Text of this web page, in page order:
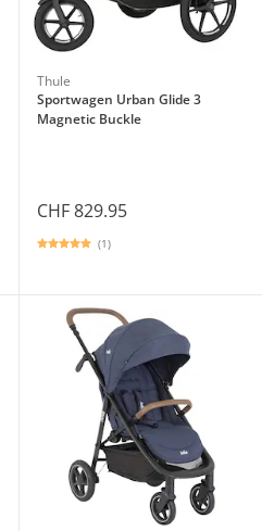
Thule
Sportwagen Urban Glide 3
Magnetic Buckle
CHF 829.95
(1)